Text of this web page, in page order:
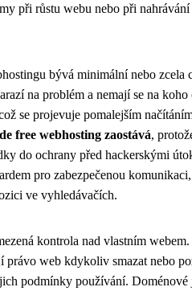
při růstu webu nebo při
bývá minimální nebo zcela
na problém a nemají se na
se projevuje pomalejším
free webhosting zaostává,
do ochrany před hackerskými
pro zabezpečenou
ve vyhledávačích.
kontrola nad vlastním
právo web kdykoliv smazat nebo
podmínky používání. Doménové